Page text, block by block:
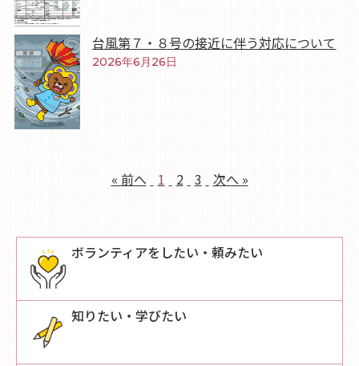
ボランティアをしたい・頼みたい
知りたい・学びたい
台風第７・８号の接近に伴う対応について
2026年6月26日
« 前へ 1 2 3 次へ »